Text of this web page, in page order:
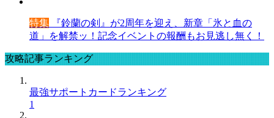
特集 『鈴蘭の剣』が2周年を迎え、新章「氷と血の
道」を解禁ッ！記念イベントの報酬もお見逃し無く！
攻略記事ランキング
最強サポートカードランキング
1